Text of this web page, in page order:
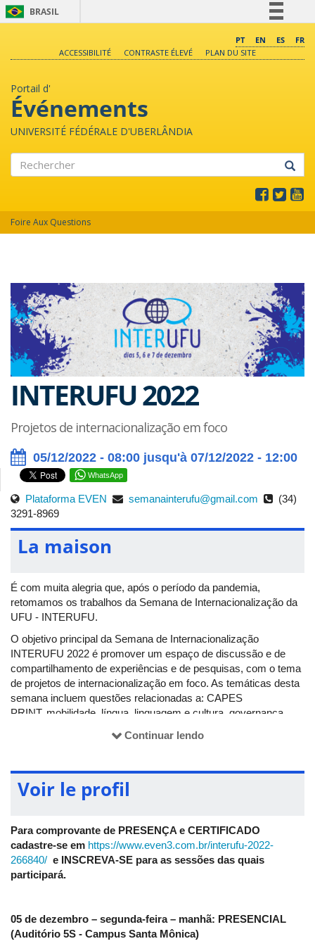
BRASIL
Comunica BR
PT EN ES
FR
ACCESSIBILITÉ
CONTRASTE ÉLEVÉ PLAN DU SITE
Portail d'
Événements
UNIVERSITÉ FÉDÉRALE D'UBERLÂNDIA
Foire Aux Questions
INTERUFU 2022
Projetos de internacionalização em foco
05/12/2022 - 08:00 jusqu'à 07/12/2022 - 12:00
WhatsApp
Plataforma EVEN semanainterufu@gmail.com
(34)
3291-8969
La maison
É com muita alegria que, após o período da pandemia,
retomamos os trabalhos da Semana de Internacionalização da
UFU - INTERUFU.
O objetivo principal da Semana de Internacionalização
INTERUFU 2022 é promover um espaço de discussão e de
compartilhamento de experiências e de pesquisas, com o tema
de projetos de internacionalização em foco. As temáticas desta
semana incluem questões relacionadas a: CAPES
PRINT, mobilidade, língua, linguagem e cultura, governança,
comunidade geral. Nesse sentido, a semana também se torna
discentes e comunidade externa.
Eixos Temáticos:
experiência como intercambista, voluntário em
associações de intercâmbios, membro de família
hospedeira ou pesquisador sobre experiências de
intercâmbios.
pesquisa e extensão relacionadas à importância de se
compreender o papel da língua, da linguagem e da cultura
Continuar lendo
Voir le profil
Para comprovante de PRESENÇA e CERTIFICADO
cadastre-se em https://www.even3.com.br/interufu-2022-
266840/ e INSCREVA-SE para as sessões das quais
participará.
05 de dezembro – segunda-feira – manhã: PRESENCIAL
(Auditório 5S - Campus Santa Mônica)